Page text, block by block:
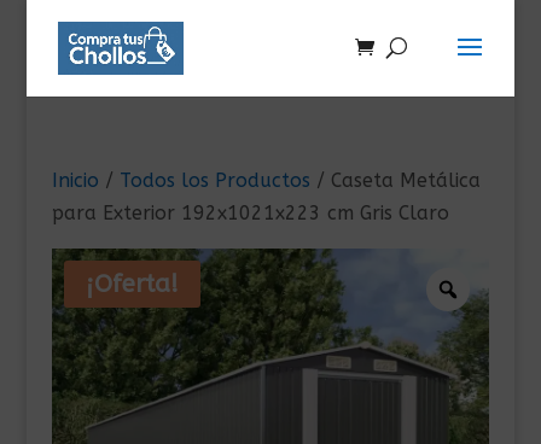
Inicio / Todos los Productos / Caseta Metálica
para Exterior 192x1021x223 cm Gris Claro
¡Oferta!